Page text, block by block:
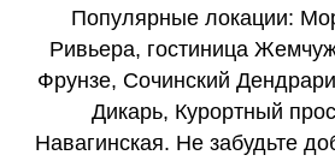
Популярные локации:
Ривьера, гостиница
Фрунзе, Сочинский
Дикарь, Курортный
Навагинская. Не забудьте